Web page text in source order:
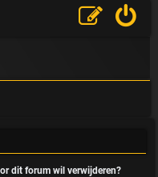
dit forum wil verwijderen?